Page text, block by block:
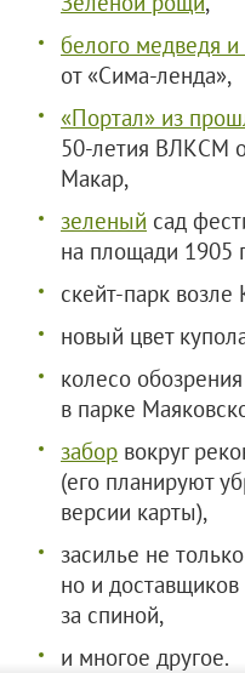
белого медведя
от «Сима-ленда»,
«Портал» из
50-летия ВЛКСМ
Макар,
зеленый сад
на площади 1905
скейт-парк
новый цвет
колесо
в парке
забор вокруг
(его планируют
версии карты),
засилье не
но и
за спиной,
и многое другое.